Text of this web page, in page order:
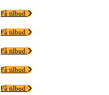
Få tilbud
Få tilbud
Få tilbud
Få tilbud
Få tilbud